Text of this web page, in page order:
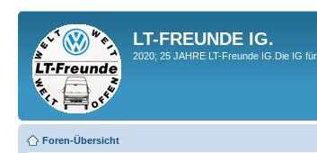
LT-FREUNDE IG.
2020; 25 JAHRE LT-Freunde IG.Die IG
Foren-Übersicht